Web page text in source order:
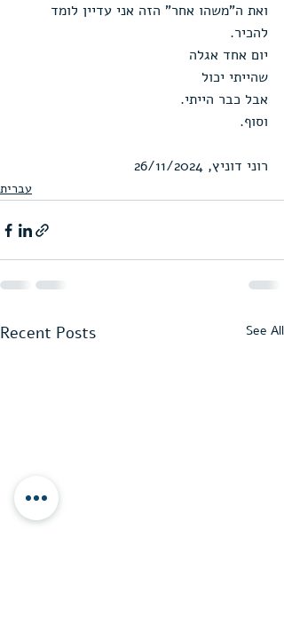
ואת ה"משהו אחר" הזה אני עדיין לומד
להכיר.
יום אחד אגלה
שהייתי יכול
אבל כבר הייתי.
וסוף.
רוני דוניץ, 26/11/2024
עברית
Recent Posts See All